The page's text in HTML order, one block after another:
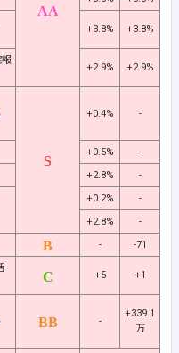
+3.8% +3.8%
+2.9% +2.9%
+0.4% -
+0.5%
-
+2.8% -
+0.2%
-
+2.8%
-
- -71
+5 +1
-
+339.1
万